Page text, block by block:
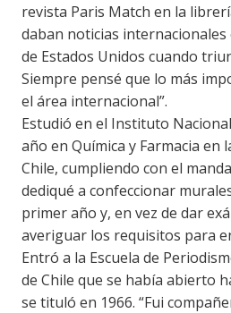
revista Paris Match en la
daban noticias internacionales
de Estados Unidos cuando
Siempre pensé que lo más
el área internacional”.
Estudió en el Instituto
año en Química y Farmacia en
Chile, cumpliendo con el
dediqué a confeccionar
primer año y, en vez de dar
averiguar los requisitos para
Entró a la Escuela de
de Chile que se había abierto
se tituló en 1966. “Fui